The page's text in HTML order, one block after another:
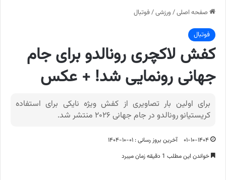
صفحه اصلی/ ورزشی/فوتبال
فوتبال
کفش لاکچری رونالدو برای جام
جهانی رونمایی شد! + عکس
برای اولین بار تصاویری از کفش ویژه نایکی برای استفاده
کریستیانو رونالدو در جام جهانی ۲۰۲۶ منتشر شد.
۰۱-۱۰-۱۴۰۴
آخرین بروز رسانی : ۰۱-۱۰-۱۴۰۴
خواندن این مطلب 1 دقیقه زمان میبرد